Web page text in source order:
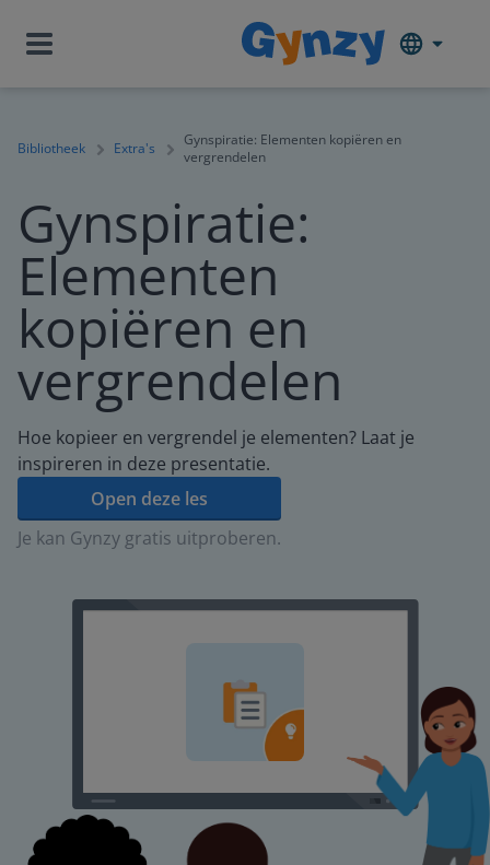
Bibliotheek Extra's
Gynspiratie: Elementen kopiëren en
vergrendelen
Gynspiratie:
Elementen
kopiëren en
vergrendelen
Hoe kopieer en vergrendel je elementen? Laat je
inspireren in deze presentatie.
Open deze les
Je kan Gynzy gratis uitproberen.